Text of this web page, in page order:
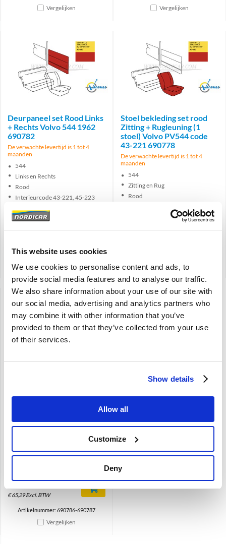
This website uses cookies
We use cookies to personalise content and ads, to
provide social media features and to analyse our traffic.
We also share information about your use of our site with
our social media, advertising and analytics partners who
may combine it with other information that you’ve
provided to them or that they’ve collected from your use
of their services.
Show details
Allow all
Customize
Deny
Vergelijken Vergelijken
Brand
Deurpaneel set Rood Links
+ Rechts Volvo 544 1962
690782
De verwachte levertijd is 1 tot 4
maanden
544
Links en Rechts
Rood
Interieurcode 43-221, 45-223
€169,00
Artikelnummer: 690782-690783
Vergelijken
Brand
Stoel bekleding set rood
Zitting + Rugleuning (1
stoel) Volvo PV544 code
43-221 690778
De verwachte levertijd is 1 tot 4
maanden
544
Zitting en Rug
Rood
€191,95
Vergelijken
maanden
Rood
€79,00
€65,29 Excl. BTW
Artikelnummer: 690786-690787
Vergelijken